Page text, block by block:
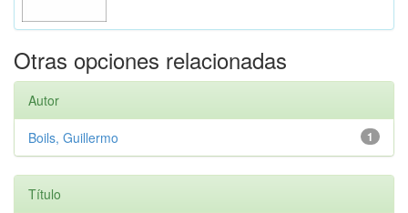
Otras opciones relacionadas
Autor
1
Boils, Guillermo
Título